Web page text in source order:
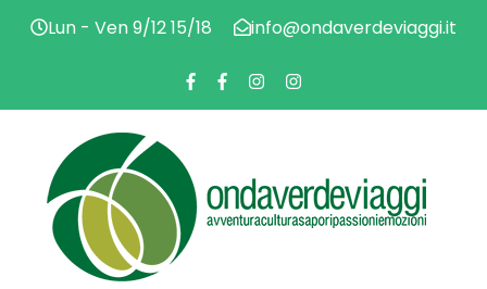
Lun - Ven 9/12 15/18 info@ondaverdeviaggi.it